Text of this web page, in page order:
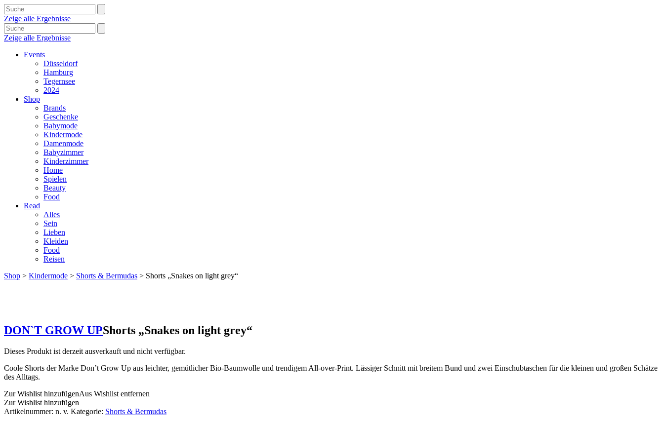
Zeige alle Ergebnisse
Zeige alle Ergebnisse
Events
Düsseldorf
Hamburg
Tegernsee
2024
Shop
Brands
Geschenke
Babymode
Kindermode
Damenmode
Babyzimmer
Kinderzimmer
Home
Spielen
Beauty
Food
Read
Alles
Sein
Lieben
Kleiden
Food
Reisen
Shop > Kindermode > Shorts & Bermudas > Shorts „Snakes on light grey“
DON`T GROW UPShorts „Snakes on light grey“
Dieses Produkt ist derzeit ausverkauft und nicht verfügbar.
Coole Shorts der Marke Don’t Grow Up aus leichter, gemütlicher Bio-Baumwolle und trendigem All-over-Print. Lässiger Schnitt mit breitem Bund und zwei Einschubtaschen für die kleinen und großen Schätze
des Alltags.
Zur Wishlist hinzufügenAus Wishlist entfernen
Zur Wishlist hinzufügen
Artikelnummer: n. v. Kategorie: Shorts & Bermudas